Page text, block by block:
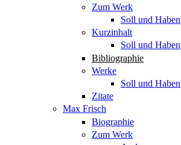
Zum Werk
Soll und Haben
Kurzinhalt
Soll und Haben
Bibliographie
Werke
Soll und Haben
Zitate
Max Frisch
Biographie
Zum Werk